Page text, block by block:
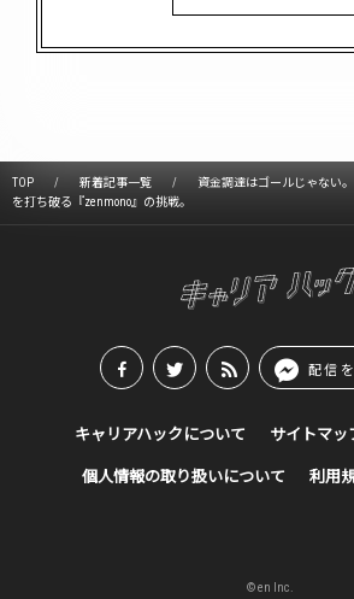
TOP 新着記事一覧
資金調達はゴールじゃない
を打ち破る『zenmono』の挑戦。
配信
キャリアハックについて サイトマッ
個人情報の取り扱いについて 利用
© en Inc.